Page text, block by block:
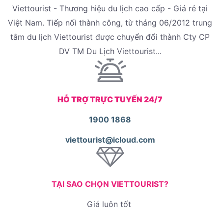
Viettourist - Thương hiệu du lịch cao cấp - Giá rẻ tại
Việt Nam. Tiếp nối thành công, từ tháng 06/2012 trung
tâm du lịch Viettourist được chuyển đổi thành Cty CP
DV TM Du Lịch Viettourist...
HỖ TRỢ TRỰC TUYẾN 24/7
1900 1868
viettourist@icloud.com
TẠI SAO CHỌN VIETTOURIST?
Giá luôn tốt